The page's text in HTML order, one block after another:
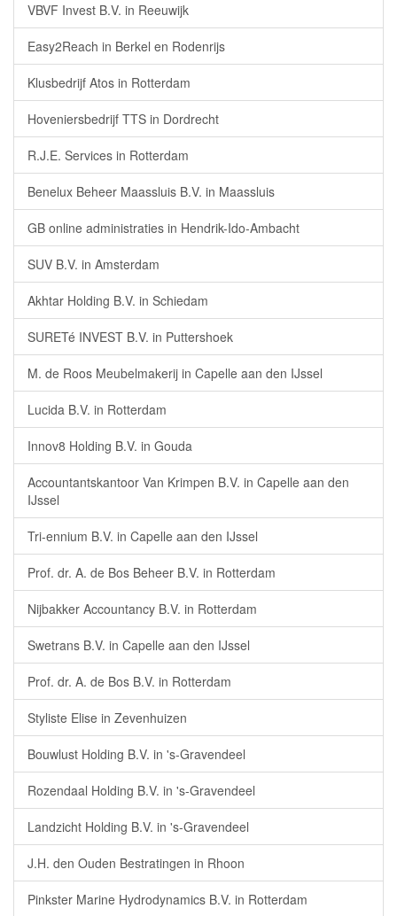
VBVF Invest B.V. in Reeuwijk
Easy2Reach in Berkel en Rodenrijs
Klusbedrijf Atos in Rotterdam
Hoveniersbedrijf TTS in Dordrecht
R.J.E. Services in Rotterdam
Benelux Beheer Maassluis B.V. in Maassluis
GB online administraties in Hendrik-Ido-Ambacht
SUV B.V. in Amsterdam
Akhtar Holding B.V. in Schiedam
SURETé INVEST B.V. in Puttershoek
M. de Roos Meubelmakerij in Capelle aan den IJssel
Lucida B.V. in Rotterdam
Innov8 Holding B.V. in Gouda
Accountantskantoor Van Krimpen B.V. in Capelle aan den
IJssel
Tri-ennium B.V. in Capelle aan den IJssel
Prof. dr. A. de Bos Beheer B.V. in Rotterdam
Nijbakker Accountancy B.V. in Rotterdam
Swetrans B.V. in Capelle aan den IJssel
Prof. dr. A. de Bos B.V. in Rotterdam
Styliste Elise in Zevenhuizen
Bouwlust Holding B.V. in 's-Gravendeel
Rozendaal Holding B.V. in 's-Gravendeel
Landzicht Holding B.V. in 's-Gravendeel
J.H. den Ouden Bestratingen in Rhoon
Pinkster Marine Hydrodynamics B.V. in Rotterdam